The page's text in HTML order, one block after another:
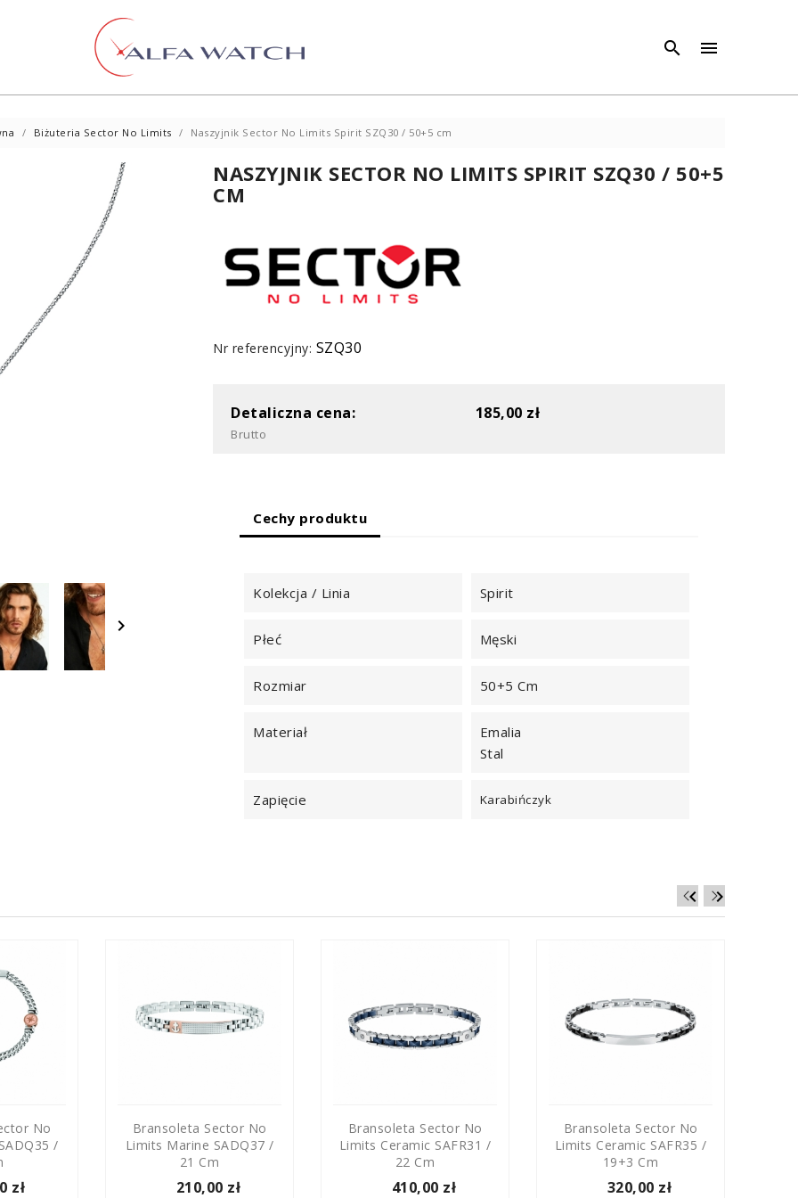
 
Biżuteria Sector No Limits Naszyjnik Sector No Limits Spirit SZQ30 / 50+5 cm

NASZYJNIK SECTOR NO LIMITS SPIRIT SZQ30 / 50+5
CM
Nr referencyjny: SZQ30
Detaliczna cena: 185,00 zł
Brutto
Cechy produktu
Kolekcja / Linia Spirit
Płeć Męski
Rozmiar 50+5 Cm
Materiał
Emalia
Stal
Zapięcie Karabińczyk

No
/
zł
Bransoleta Sector No
Limits Marine SADQ37 /
21 Cm
210,00 zł
Bransoleta Sector No
Limits Ceramic SAFR31 /
22 Cm
410,00 zł
Bransoleta Sector No
Limits Ceramic SAFR35 /
19+3 Cm
320,00 zł
